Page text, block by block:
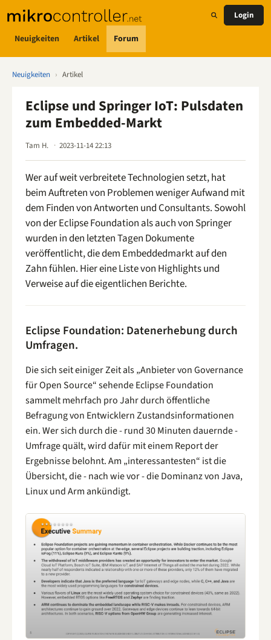
Neuigkeiten Artikel Forum
Login
Neuigkeiten › Artikel
Eclipse und Springer IoT: Pulsdaten
zum Embedded-Markt
Tam H. 2023-11-14 22:13
Wer auf weit verbreitete Technologien setzt, hat
beim Auftreten von Problemen weniger Aufwand mit
dem Finden von Antworten und Consultants. Sowohl
von der Eclipse Foundation als auch von Springer
wurden in den letzten Tagen Dokumente
veröffentlicht, die dem Embeddedmarkt auf den
Zahn fühlen. Hier eine Liste von Highlights und
Verweise auf die eigentlichen Berichte.
Eclipse Foundation: Datenerhebung durch
Umfragen.
Die sich seit einiger Zeit als „Anbieter von Governance
für Open Source“ sehende Eclipse Foundation
sammelt mehrfach pro Jahr durch öffentliche
Befragung von Entwicklern Zustandsinformationen
ein. Wer sich durch die - rund 30 Minuten dauernde -
Umfrage quält, wird dafür mit einem Report der
Ergebnisse belohnt. Am „interessantesten“ ist die
Übersicht, die - nach wie vor - die Dominanz von Java,
Linux und Arm ankündigt.